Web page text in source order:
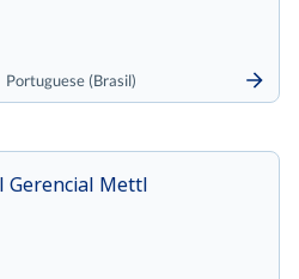
Portuguese (Brasil)
Gerencial Mettl